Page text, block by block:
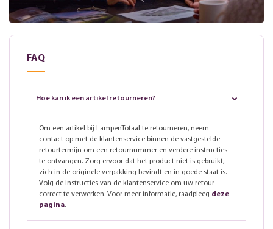
FAQ
Hoe kan ik een artikel retourneren?
Om een artikel bij LampenTotaal te retourneren, neem
contact op met de klantenservice binnen de vastgestelde
retourtermijn om een retournummer en verdere instructies
te ontvangen. Zorg ervoor dat het product niet is gebruikt,
zich in de originele verpakking bevindt en in goede staat is.
Volg de instructies van de klantenservice om uw retour
correct te verwerken. Voor meer informatie, raadpleeg deze
pagina.